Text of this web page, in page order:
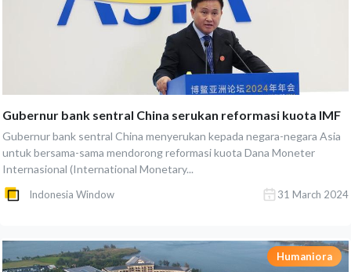
Gubernur bank sentral China serukan reformasi kuota IMF
Gubernur bank sentral China menyerukan kepada negara-negara Asia
untuk bersama-sama mendorong reformasi kuota Dana Moneter
Internasional (International Monetary...
Indonesia Window 31 March 2024
Humaniora